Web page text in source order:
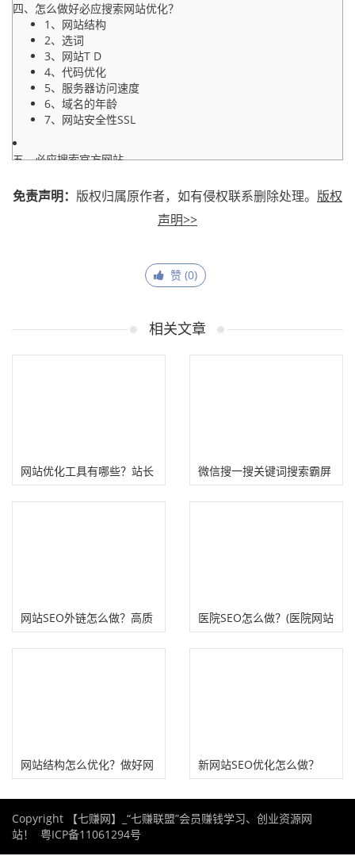
四、怎么做好必应搜索网站优化？
1、网站结构
2、选词
3、网站T D
4、代码优化
5、服务器访问速度
6、域名的年龄
7、网站安全性SSL
五、必应搜索官方网站
免责声明： 版权归属原作者，如有侵权联系删除处理。 版权
声明>>
赞 (0)
相关文章
网站优化工具有哪些？站长
压箱底的SEO优化工具
微信搜一搜关键词搜索霸屏
布局!
网站SEO外链怎么做？高质
量SEO外链推广渠道总结！
医院SEO怎么做？(医院网站
有哪些SEO优化策略）
网站结构怎么优化？做好网
新网站SEO优化怎么做？
南）
Copyright 【七赚网】_“七赚联盟”会员赚钱学习、创业资源网
站！ 粤ICP备11061294号